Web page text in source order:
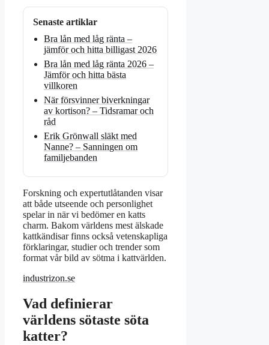
Senaste artiklar
Bra lån med låg ränta –
jämför och hitta billigast 2026
Bra lån med låg ränta 2026 –
Jämför och hitta bästa
villkoren
När försvinner biverkningar
av kortison? – Tidsramar och
råd
Erik Grönwall släkt med
Nanne? – Sanningen om
familjebanden
Forskning och expertutlåtanden visar
att både utseende och personlighet
spelar in när vi bedömer en katts
charm. Bakom världens mest älskade
kattkändisar finns också vetenskapliga
förklaringar, studier och trender som
format vår bild av sötma i kattvärlden.
industrizon.se
Vad definierar
världens sötaste söta
katter?